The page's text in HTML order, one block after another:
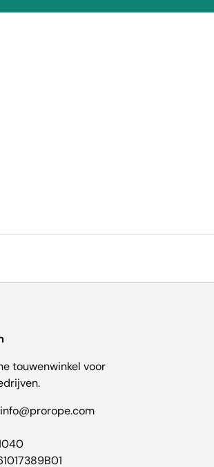
touwenwinkel voor